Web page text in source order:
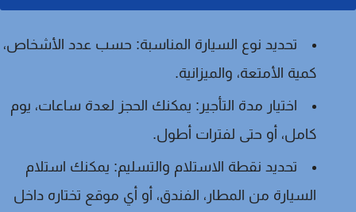
تحديد نوع السيارة المناسبة:حسب عدد الأشخاص،
كمية الأمتعة، والميزانية.
اختيار مدة التأجير:يمكنك الحجز لعدة ساعات، يوم
كامل، أو حتى لفترات أطول.
تحديد نقطة الاستلام والتسليم:يمكنك استلام
السيارة من المطار، الفندق، أو أي موقع تختاره داخل